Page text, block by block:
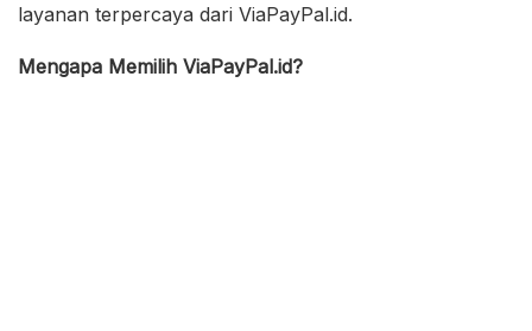
layanan terpercaya dari ViaPayPal.id.
Mengapa Memilih ViaPayPal.id?